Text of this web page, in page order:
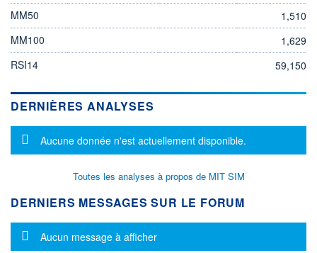
MM50
1,510
MM100
1,629
RSI14
59,150
DERNIÈRES ANALYSES
Message d'information
Aucune donnée n'est actuellement disponible.
Toutes les analyses à propos de MIT SIM
DERNIERS MESSAGES SUR LE FORUM
Message d'information
Aucun message à afficher